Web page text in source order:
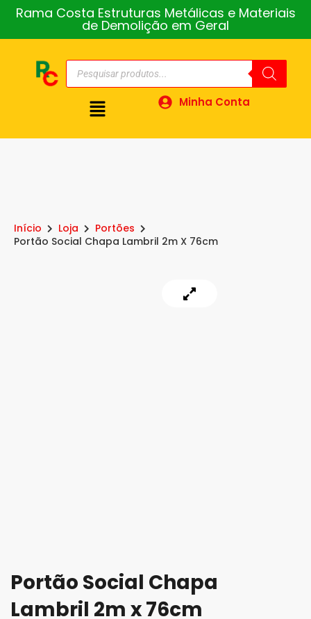
Rama Costa Estruturas Metálicas e Materiais
de Demolição em Geral
Minha Conta
Início Loja
Portões
Portão Social Chapa Lambril 2m X 76cm
Portão Social Chapa
Lambril 2m x 76cm